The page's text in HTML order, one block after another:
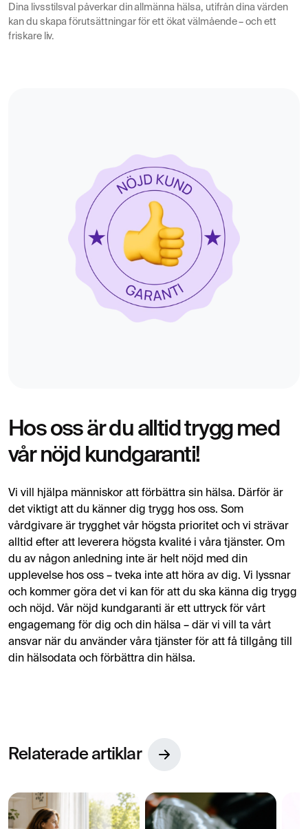
Dina livsstilsval påverkar din allmänna hälsa, utifrån dina värden
kan du skapa förutsättningar för ett ökat välmående – och ett
friskare liv.
Hos oss är du alltid trygg med
vår nöjd kundgaranti!
Vi vill hjälpa människor att förbättra sin hälsa. Därför är
det viktigt att du känner dig trygg hos oss. Som
vårdgivare är trygghet vår högsta prioritet och vi strävar
alltid efter att leverera högsta kvalité i våra tjänster. Om
du av någon anledning inte är helt nöjd med din
upplevelse hos oss – tveka inte att höra av dig. Vi lyssnar
och kommer göra det vi kan för att du ska känna dig trygg
och nöjd. Vår nöjd kundgaranti är ett uttryck för vårt
engagemang för dig och din hälsa – där vi vill ta vårt
ansvar när du använder våra tjänster för att få tillgång till
din hälsodata och förbättra din hälsa.
Relaterade artiklar